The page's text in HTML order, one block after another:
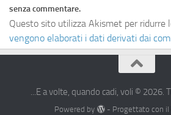
senza commentare.
Questo sito utilizza Akismet per ridurre
vengono elaborati i dati derivati dai
...E a volte, quando cadi, voli © 2026.
Powered by - Progettato con il